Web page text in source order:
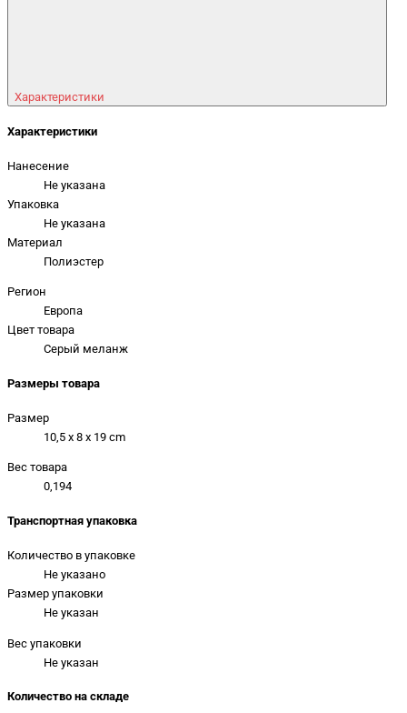
Характеристики
Характеристики
Нанесение
Не указана
Упаковка
Не указана
Материал
Полиэстер
Регион
Европа
Цвет товара
Серый меланж
Размеры товара
Размер
10,5 x 8 x 19 cm
Вес товара
0,194
Транспортная упаковка
Количество в упаковке
Не указано
Размер упаковки
Не указан
Вес упаковки
Не указан
Количество на складе